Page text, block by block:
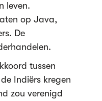
leven.
op Java,
De
tussen
Indiërs kregen
zou verenigd